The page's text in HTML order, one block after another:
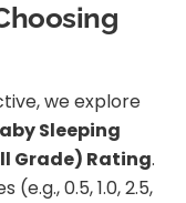
we explore
Sleeping
Grade) Rating.
0.5, 1.0, 2.5,